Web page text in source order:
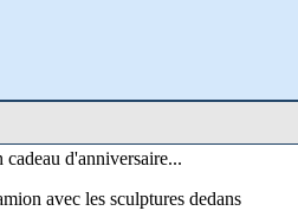
cadeau d'anniversaire...
avec les sculptures dedans